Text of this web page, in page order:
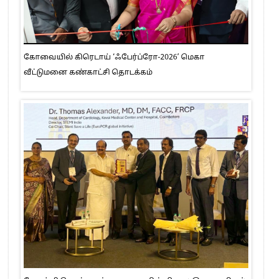
கோவையில் கிரெடாய் ‘ஃபேர்ப்ரோ-2026’ மெகா
வீட்டுமனை கண்காட்சி தொடக்கம்